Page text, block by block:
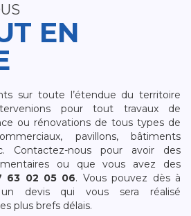
EN
sur toute l’étendue du territoire
pour tout travaux de
ou rénovations de tous types de
pavillons, bâtiments
Contactez-nous pour avoir des
ou que vous avez des
63 02 05 06. Vous pouvez dès à
devis qui vous sera réalisé
plus brefs délais.